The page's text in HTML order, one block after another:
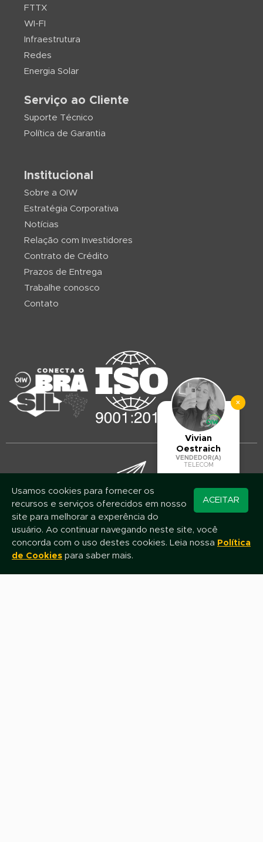
FTTX
WI-FI
Infraestrutura
Redes
Energia Solar
Serviço ao Cliente
Suporte Técnico
Política de Garantia
Institucional
Sobre a OIW
Estratégia Corporativa
Notícias
Relação com Investidores
Contrato de Crédito
Prazos de Entrega
Trabalhe conosco
Contato
Mantenha-se atualizado!
Assine nossa newsletter e fique por dentro das novidades e promoções
Nome
×
Vivian
Oestraich
VENDEDOR(A)
TELECOM
WhatsApp
ACEITAR
Usamos cookies para fornecer os
recursos e serviços oferecidos em nosso
site para melhorar a experência do
usuário. Ao continuar navegando neste site, você
concorda com o uso destes cookies. Leia nossa Política
de Cookies para saber mais.